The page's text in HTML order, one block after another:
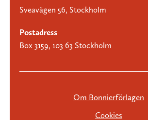
Sveavägen 56, Stockholm
Postadress
Box 3159, 103 63 Stockholm
Om Bonnierförlagen
Cookies